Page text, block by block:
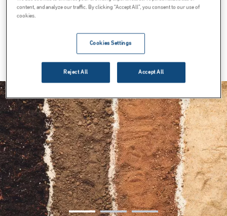
dăunătoare în resurse valoroase, minimizând deșeurile și
Întrebați-i pe specialiștii noștri
Imagine
content, and analyze our traffic. By clicking “Accept All”, you consent to our use of
cookies.
Cookies Settings
Reject All Accept All